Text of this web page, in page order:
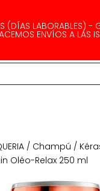
(DÍAS LABORABLES) -
ENVÍOS A LAS
/ Champú /
Oléo-Relax 250 ml